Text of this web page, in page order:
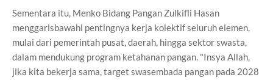
Sementara itu, Menko Bidang Pangan Zulkifli Hasan
menggarisbawahi pentingnya kerja kolektif seluruh elemen,
mulai dari pemerintah pusat, daerah, hingga sektor swasta,
dalam mendukung program ketahanan pangan. "Insya Allah,
jika kita bekerja sama, target swasembada pangan pada 2028